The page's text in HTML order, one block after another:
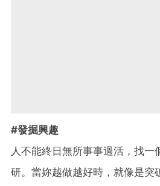
#發掘興趣
人不能終日無所事事過活，找一
研。當妳越做越好時，就像是突